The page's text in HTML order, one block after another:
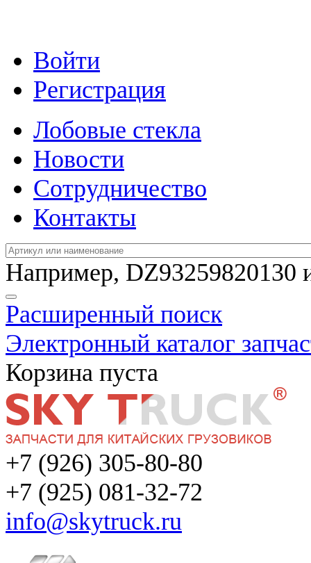
Войти
Регистрация
Лобовые стекла
Новости
Сотрудничество
Контакты
Например, DZ93259820130
Расширенный поиск
Электронный каталог
Корзина пуста
+7 (926) 305-80-80
+7 (925) 081-32-72
info@skytruck.ru